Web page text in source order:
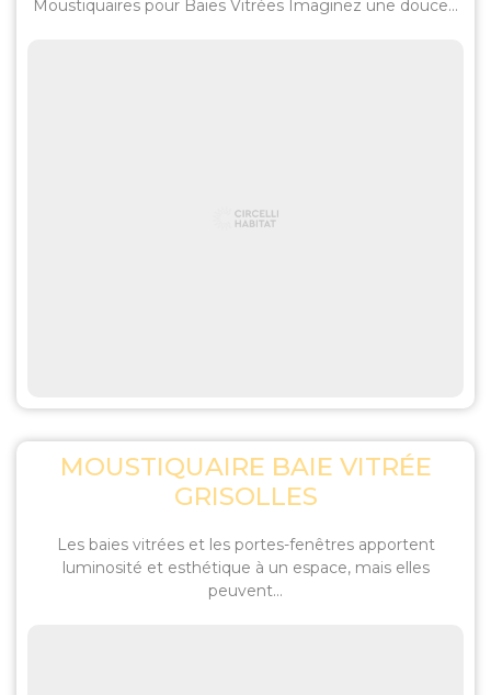
Moustiquaires pour Baies Vitrées Imaginez une douce...
MOUSTIQUAIRE BAIE VITRÉE
GRISOLLES
Les baies vitrées et les portes-fenêtres apportent
luminosité et esthétique à un espace, mais elles
peuvent...